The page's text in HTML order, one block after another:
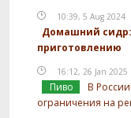
10:39, 5 Aug 2024
Домашний сидр:
приготовлению
16:12, 26 Jan 2025
Пиво
В
ограничения на